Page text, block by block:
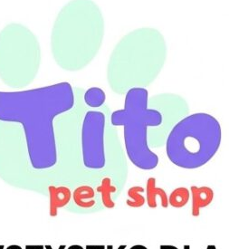
05-100 Nowy Dwór Mazowiecki
ul. Leśna 2
tel. 503 900 215
Godziny pracy
pon. – piąt. 10.00 – 19.00
sob. 8.00 – 15.00
niedz. zamknięte